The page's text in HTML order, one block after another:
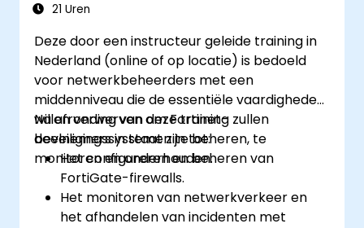
21 Uren
Deze door een instructeur geleide training in
Nederland (online of op locatie) is bedoeld
voor netwerkbeheerders met een
middenniveau die de essentiële vaardigheden
willen verwerven om Fortinet-
beveiligingssystemen te beheren, te
monitoren en onderhouden.
Na afronding van deze training zullen
deelnemers in staat zijn tot:
Het configureren en beheren van
FortiGate-firewalls.
Het monitoren van netwerkverkeer en
het afhandelen van incidenten met